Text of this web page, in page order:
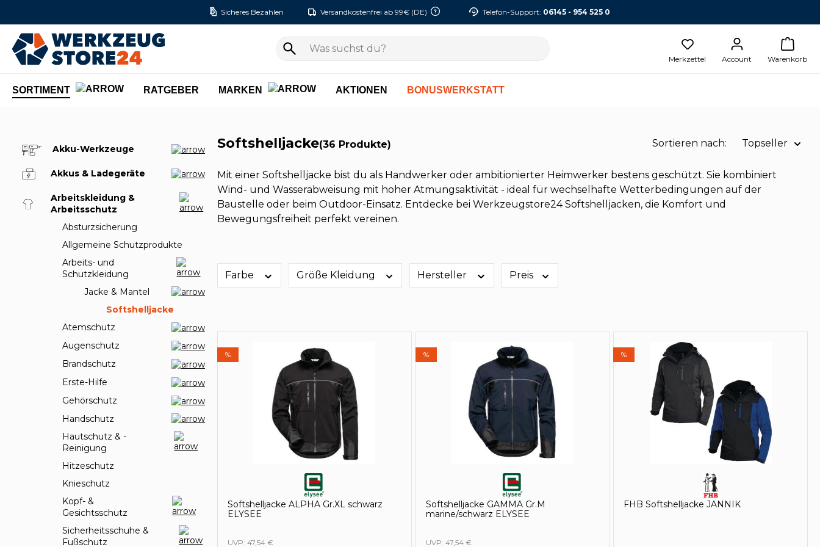
Sicheres Bezahlen Versandkostenfrei ab 99€ (DE) Telefon-Support: 06145 - 954 525 0
Merkzettel Account Warenkorb
SORTIMENT RATGEBER MARKEN AKTIONEN BONUSWERKSTATT
Akku-Werkzeuge
Akkus & Ladegeräte
Arbeitskleidung &
Arbeitsschutz
Absturzsicherung
Allgemeine Schutzprodukte
Arbeits- und
Schutzkleidung
Jacke & Mantel
Softshelljacke
Atemschutz
Augenschutz
Brandschutz
Erste-Hilfe
Gehörschutz
Handschutz
Hautschutz & -
Reinigung
Hitzeschutz
Knieschutz
Kopf- &
Gesichtsschutz
Sicherheitsschuhe &
Fußschutz
Softshelljacke(36 Produkte) Sortieren nach: Topseller
Name A-Z
Name Z-A
Mit einer Softshelljacke bist du als Handwerker oder ambitionierter Heimwerker bestens geschützt. Sie kombiniert
Wind- und Wasserabweisung mit hoher Atmungsaktivität - ideal für wechselhafte Wetterbedingungen auf der
Baustelle oder beim Outdoor-Einsatz. Entdecke bei Werkzeugstore24 Softshelljacken, die Komfort und
Bewegungsfreiheit perfekt vereinen.
Farbe Größe Kleidung Hersteller Preis
%
Softshelljacke ALPHA Gr.XL schwarz
ELYSEE
UVP: 47,54 €
%
Softshelljacke GAMMA Gr.M
marine/schwarz ELYSEE
UVP: 47,54 €
%
FHB Softshelljacke JANNIK